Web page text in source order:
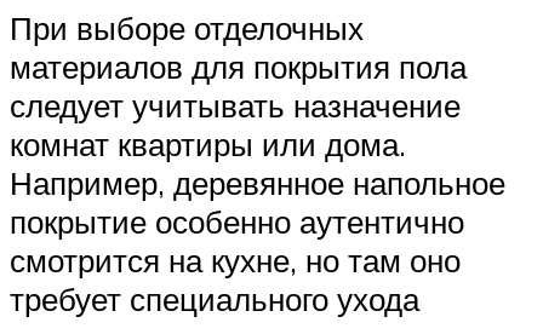
При выборе отделочных
материалов для покрытия пола
следует учитывать назначение
комнат квартиры или дома.
Например, деревянное напольное
покрытие особенно аутентично
смотрится на кухне, но там оно
требует специального ухода